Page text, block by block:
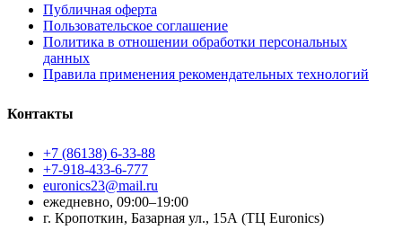
Публичная оферта
Пользовательское соглашение
Политика в отношении обработки персональных
данных
Правила применения рекомендательных технологий
Контакты
+7 (86138) 6-33-88
+7-918-433-6-777
euronics23@mail.ru
ежедневно, 09:00–19:00
г. Кропоткин, Базарная ул., 15А (ТЦ Euronics)